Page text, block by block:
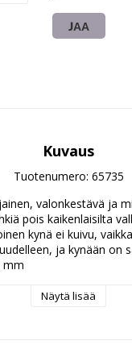
JAA
Kuvaus
Tuotenumero: 65735
valonkestävä ja
pois kaikenlaisilta
kynä ei kuivu,
ja kynään on
mm
Näytä lisää